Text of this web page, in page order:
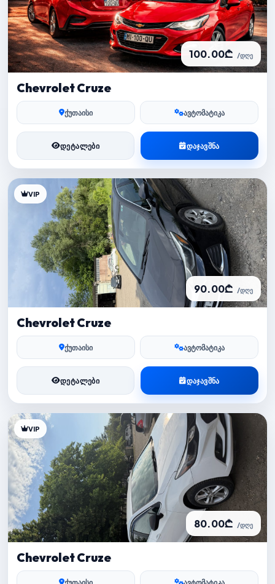
100.00₾ /დღე
Chevrolet Cruze
ქუთაისი ავტომატიკა
ᲓᲔᲢᲐᲚᲔᲑᲘ ᲓᲐᲯᲐᲕᲨᲜᲐ
VIP
90.00₾ /დღე
Chevrolet Cruze
ქუთაისი ავტომატიკა
ᲓᲔᲢᲐᲚᲔᲑᲘ ᲓᲐᲯᲐᲕᲨᲜᲐ
VIP
80.00₾ /დღე
Chevrolet Cruze
ქუთაისი ავტომატიკა